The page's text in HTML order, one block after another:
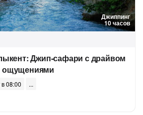
Джиппинг
10 часов
Джип-сафари с драйвом
ощущениями
в 08:00